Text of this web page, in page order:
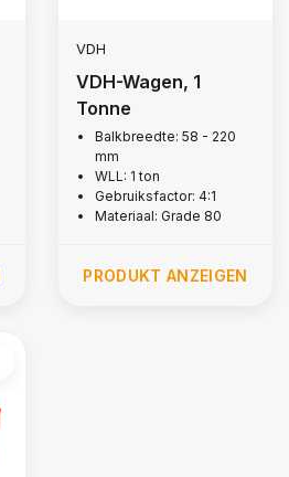
VDH
VDH-Wagen, 1
Tonne
Balkbreedte: 58 - 220
mm
WLL: 1 ton
Gebruiksfactor: 4:1
Materiaal: Grade 80
PRODUKT ANZEIGEN